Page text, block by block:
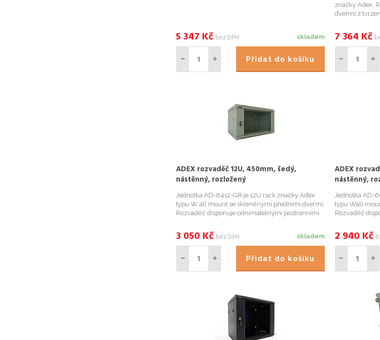
skladem
5 347 Kč bez DPH
Přidat do košíku
značky Adex.
dveřmi z
protažení
7 364 Kč
ADEX rozvaděč 12U, 450mm, šedý,
nástěnný, rozložený
Jednotka AD-6412-GR je 12U rack značky Adex
typu W all mount se skleněnými předními dveřmi.
Rozvaděč disponuje odnímatelnými postranními
možností uzamknutí racku a otvory pro protažení
kabelů na horním a ...
skladem
3 050 Kč bez DPH
Přidat do košíku
ADEX
nástěnný,
Jednotka AD-
typu Wall
Rozvaděč
možností
kabelů na
2 940 Kč